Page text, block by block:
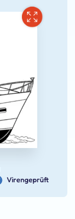
Virengeprüft